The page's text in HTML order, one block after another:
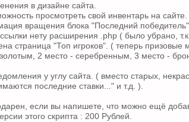
в дизайне сайта.
просмотреть свой инвентарь на сайте.
вращения блока "Последний
нету расширения .php ( было убрано,
страница "Топ игроков". ( теперь
2 место - серебренным, 3 место -
у углу сайта. ( вместо старых,
последние ставки..." и т.д. ).
если вы напишете, что можно ещё
этого скрипта : 200 Рублей.